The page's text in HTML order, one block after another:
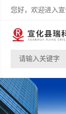
您好，欢迎进入